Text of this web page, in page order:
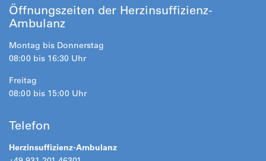
Öffnungszeiten der Herzinsuffizienz-
Ambulanz
Montag bis Donnerstag
08:00 bis 16:30 Uhr
Freitag
08:00 bis 15:00 Uhr
Telefon
Herzinsuffizienz-Ambulanz